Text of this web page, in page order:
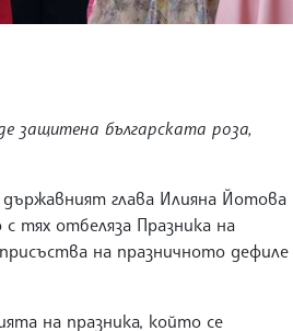
защитена българската роза,
глава Илияна Йотова
тях отбеляза Празника на
на празничното дефиле
на празника, който се